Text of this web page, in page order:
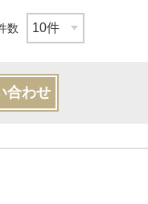
数
合わせ